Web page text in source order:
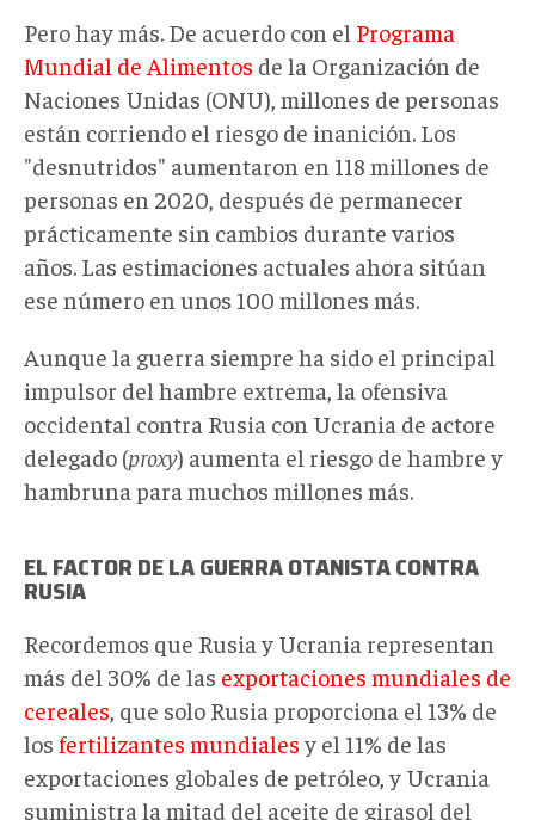
Pero hay más. De acuerdo con el Programa
Mundial de Alimentos de la Organización de
Naciones Unidas (ONU), millones de personas
están corriendo el riesgo de inanición. Los
"desnutridos" aumentaron en 118 millones de
personas en 2020, después de permanecer
prácticamente sin cambios durante varios
años. Las estimaciones actuales ahora sitúan
ese número en unos 100 millones más.
Aunque la guerra siempre ha sido el principal
impulsor del hambre extrema, la ofensiva
occidental contra Rusia con Ucrania de actore
delegado (proxy) aumenta el riesgo de hambre y
hambruna para muchos millones más.
EL FACTOR DE LA GUERRA OTANISTA CONTRA
RUSIA
Recordemos que Rusia y Ucrania representan
más del 30% de las exportaciones mundiales de
cereales , que solo Rusia proporciona el 13% de
los fertilizantes mundiales y el 11% de las
exportaciones globales de petróleo, y Ucrania
suministra la mitad del aceite de girasol del